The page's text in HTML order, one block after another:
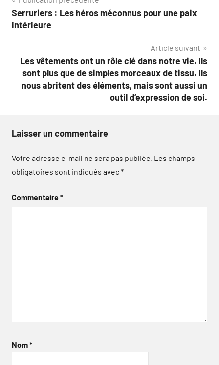
de
Serruriers : Les héros méconnus pour une paix
intérieure
Article suivant
Les vêtements ont un rôle clé dans notre vie. Ils
sont plus que de simples morceaux de tissu. Ils
nous abritent des éléments, mais sont aussi un
outil d’expression de soi.
Laisser un commentaire
Votre adresse e-mail ne sera pas publiée. Les champs
obligatoires sont indiqués avec*
Commentaire*
Nom*